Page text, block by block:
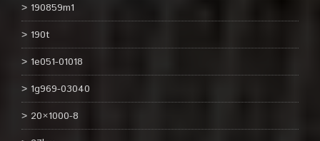
190859m1
190t
1e051-01018
1g969-03040
20×1000-8